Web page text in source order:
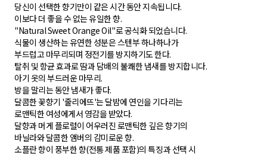
당신이 선택한 향기만이 같은 시간 동안 지속됩니다.
이보다 더 좋을 수 없는 유일한 향.
"Natural Sweet Orange Oil"로 공식화 되었습니다.
식물이 생산하는 유연한 성분은 스텐부 하나하나가
부드럽고 마무리되며 정전기를 방지하기도 한다.
탈취 및 항균 효과로 땀과 담배의 불쾌한 냄새를 방지합니다.
아기 옷의 부드러운 마무리.
방을 말리는 동안 냄새가 좋다.
달콤한 꽃향기 '줄리에뜨'는 달밤에 연인을 기다리는
로맨틱한 여성에게서 영감을 받았다.
달향과 머게 플로럴이 어우러진 로맨틱한 깊은 향기의
바닐라와 달콤한 앰버의 감미로운 향.
소플란 향이 풍부한 향(전통 제품 포함)의 특징과 선택 시